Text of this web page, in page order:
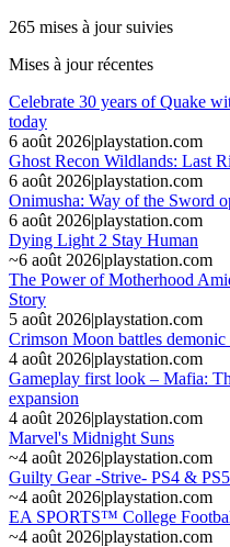
265 mises à jour suivies
Mises à jour récentes
Celebrate 30 years of Quake
today
6 août 2026|playstation.com
Ghost Recon Wildlands: Last
6 août 2026|playstation.com
Onimusha: Way of the Sword
6 août 2026|playstation.com
Dying Light 2 Stay Human
~6 août 2026|playstation.com
The Power of Motherhood
Story
5 août 2026|playstation.com
Crimson Moon battles demonic
4 août 2026|playstation.com
Gameplay first look – Mafia:
expansion
4 août 2026|playstation.com
Marvel's Midnight Suns
~4 août 2026|playstation.com
Guilty Gear -Strive- PS4 & PS5
~4 août 2026|playstation.com
EA SPORTS™ College
~4 août 2026|playstation.com